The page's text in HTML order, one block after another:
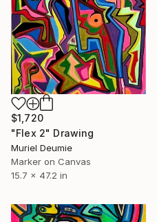
$1,720
"Flex 2" Drawing
Muriel Deumie
Marker on Canvas
15.7 x 47.2 in